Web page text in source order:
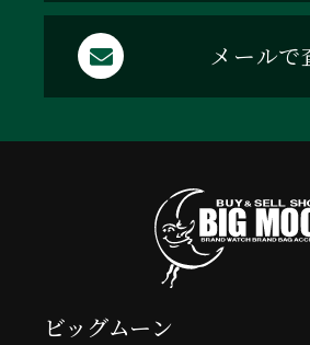
メールで
ビッグムーン